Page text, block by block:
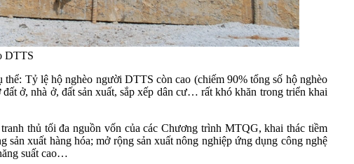
DTTS
Tỷ lệ hộ nghèo người DTTS còn cao (chiếm 90% tổng số hộ nghèo
ở, nhà ở, đất sản xuất, sắp xếp dân cư… rất khó khăn trong triển khai
thủ tối đa nguồn vốn của các Chương trình MTQG, khai thác tiềm
xuất hàng hóa; mở rộng sản xuất nông nghiệp ứng dụng công nghệ
suất cao…